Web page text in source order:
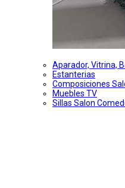
Aparador, Vitrina,
Estanterias
Composiciones
Muebles TV
Sillas Salon